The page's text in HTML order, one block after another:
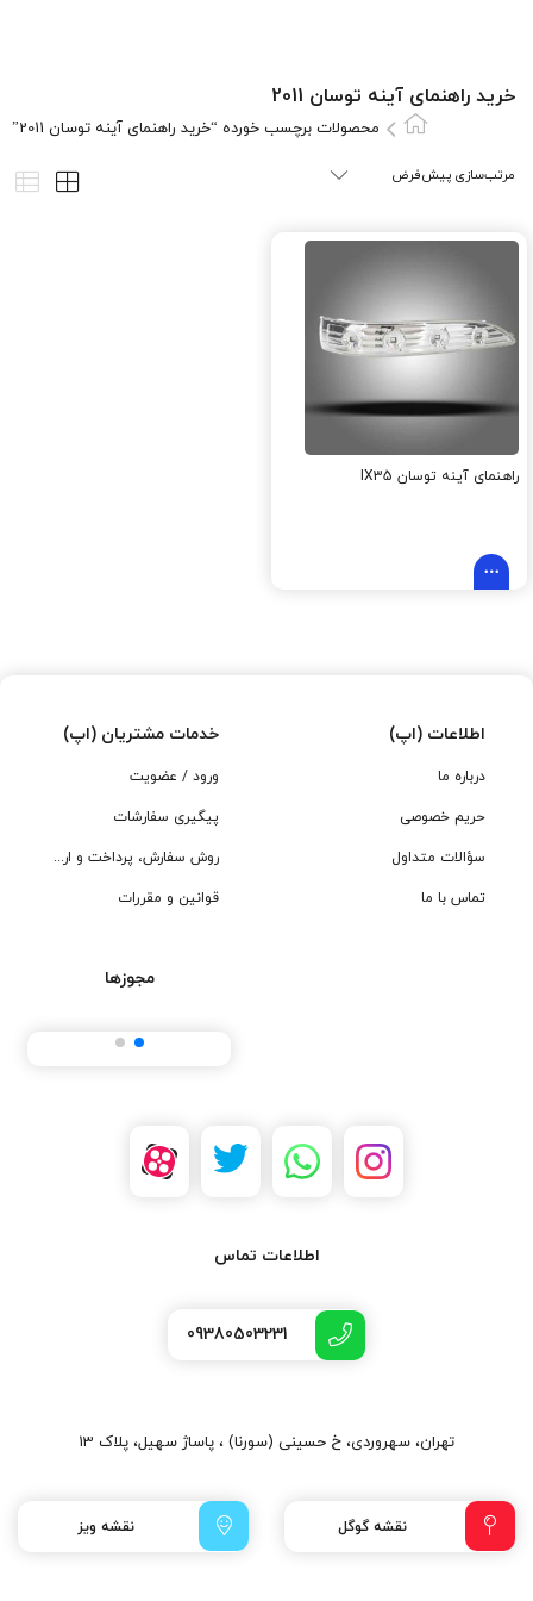
خرید راهنمای آینه توسان 2011
محصولات برچسب خورده “خرید راهنمای آینه توسان 2011”
راهنمای آینه توسان IX35
اطلاعات (اپ)
درباره ما
حریم خصوصی
سؤالات متداول
تماس با ما
خدمات مشتریان (اپ)
ورود / عضویت
پیگیری سفارشات
روش سفارش، پرداخت و ارسال
قوانین و مقررات
مجوزها
اطلاعات تماس
09380503231
تهران، سهروردی، خ حسینی (سورنا) ، پاساژ سهیل، پلاک 13
نقشه گوگل نقشه ویز